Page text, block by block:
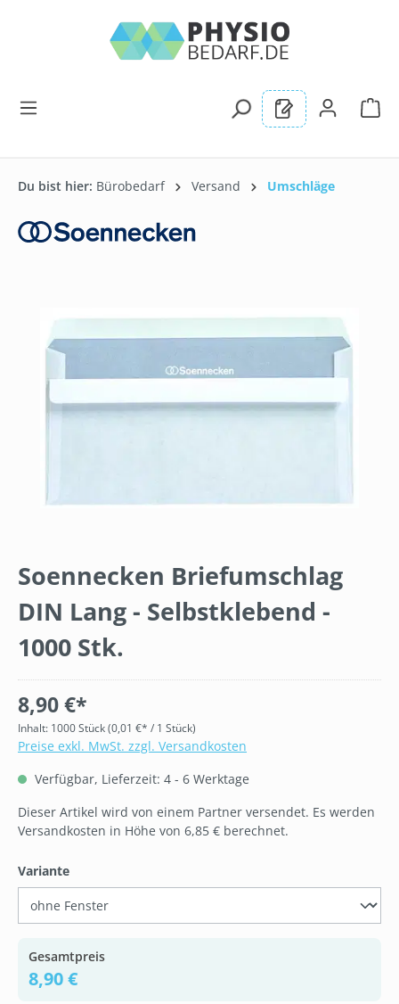
Du bist hier: Bürobedarf Versand Umschläge
Soennecken Briefumschlag
DIN Lang - Selbstklebend -
1000 Stk.
8,90 €*
Inhalt: 1000 Stück(0,01 €* / 1 Stück)
Preise exkl. MwSt. zzgl. Versandkosten
Verfügbar, Lieferzeit: 4 - 6 Werktage
Dieser Artikel wird von einem Partner versendet. Es werden
Versandkosten in Höhe von 6,85 € berechnet.
Varianteauswählen
Gesamtpreis
8,90 €